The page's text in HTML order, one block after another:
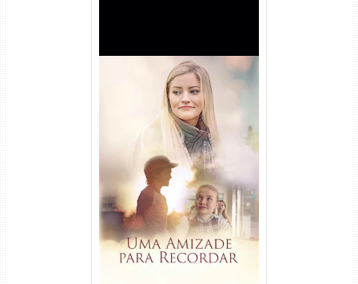
Uma Amizade para Recordar
Torrent (2025) WEB-DL 1080p
Dual Áudio